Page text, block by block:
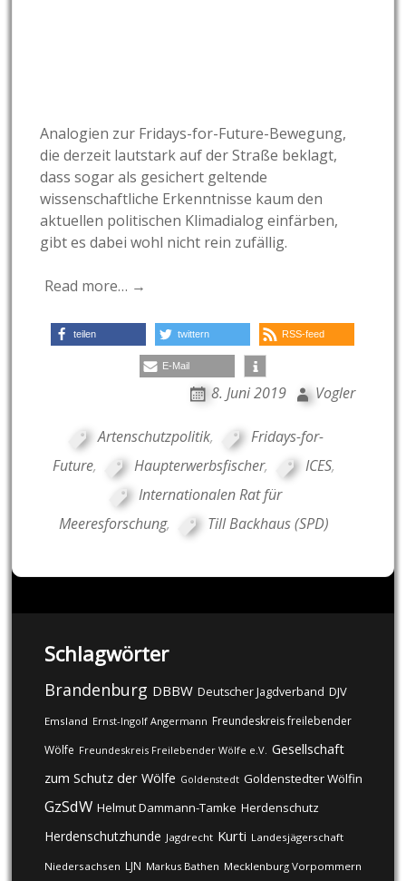
Analogien zur Fridays-for-Future-Bewegung,
die derzeit lautstark auf der Straße beklagt,
dass sogar als gesichert geltende
wissenschaftliche Erkenntnisse kaum den
aktuellen politischen Klimadialog einfärben,
gibt es dabei wohl nicht rein zufällig.
Read more… →
teilen twittern RSS-feed
E-Mail
8. Juni 2019 Vogler
Artenschutzpolitik,
Fridays-for-
Future, Haupterwerbsfischer, ICES,
Internationalen Rat für
Meeresforschung, Till Backhaus (SPD)
Schlagwörter
Brandenburg DBBW Deutscher Jagdverband DJV
Emsland Ernst-Ingolf Angermann Freundeskreis freilebender
Wölfe Freundeskreis Freilebender Wölfe e.V. Gesellschaft
zum Schutz der Wölfe Goldenstedt Goldenstedter Wölfin
GzSdW Helmut Dammann-Tamke Herdenschutz
Herdenschutzhunde Jagdrecht Kurti Landesjägerschaft
Niedersachsen LJN Markus Bathen Mecklenburg Vorpommern